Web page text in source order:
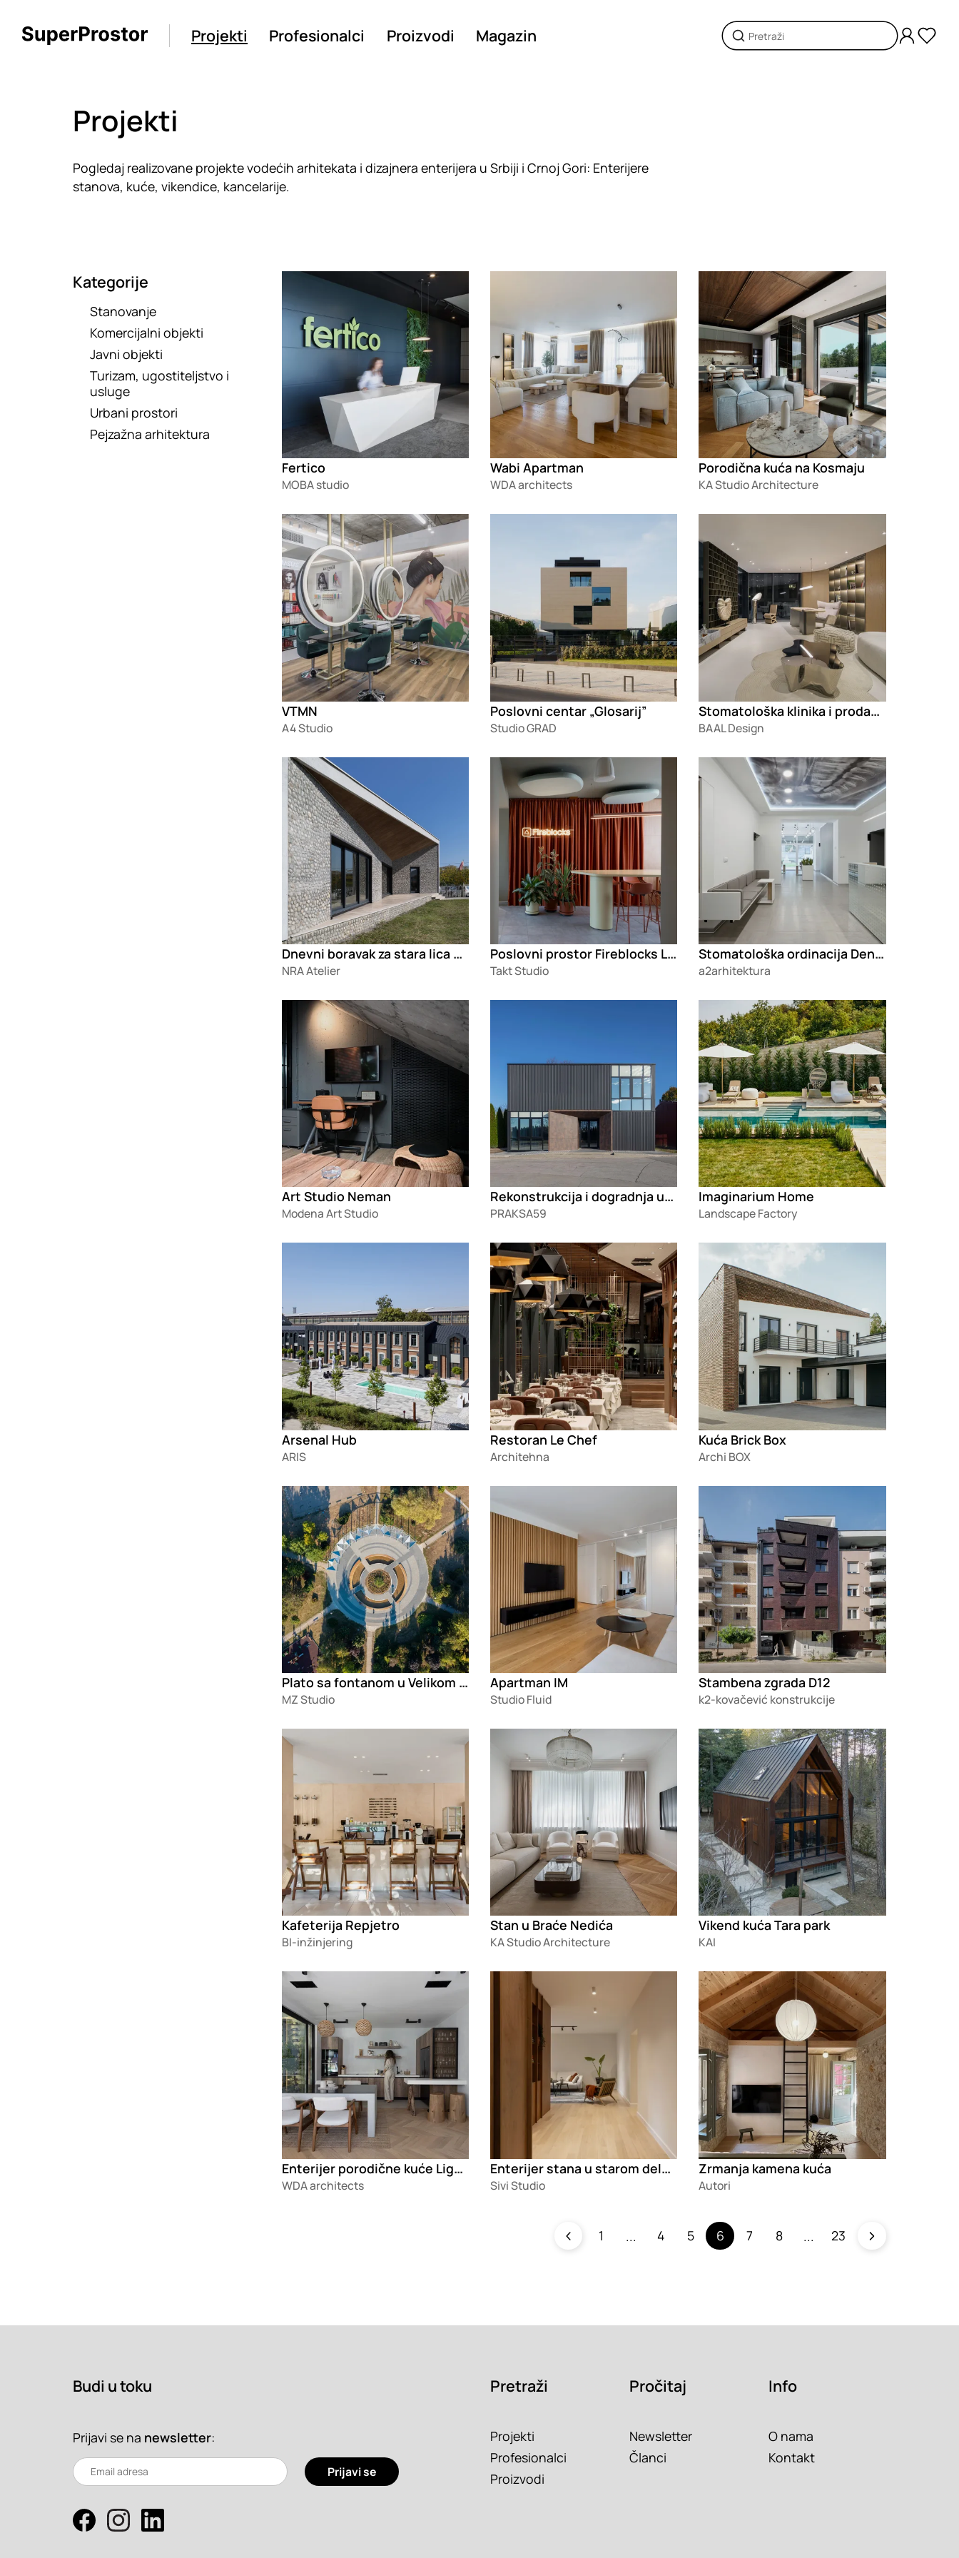
Projekti Profesionalci Proizvodi Magazin
Projekti
Pogledaj realizovane projekte vodećih arhitekata i dizajnera enterijera u Srbiji i Crnoj Gori: Enterijere
stanova, kuće, vikendice, kancelarije.
Kategorije
Stanovanje
Komercijalni objekti
Javni objekti
Turizam, ugostiteljstvo i
usluge
Urbani prostori
Pejzažna arhitektura
Loading
Fertico
MOBA studio
Wabi Apartman
WDA architects
Loading
Porodična kuća na Kosmaju
KA Studio Architecture
Loading
VTMN
A4 Studio
Poslovni centar „Glosarij”
Studio GRAD
Stomatološka klinika i prodavnica Hello Smile
BAAL Design
Loading
Dnevni boravak za stara lica u Golubovcima
NRA Atelier
Loading
Poslovni prostor Fireblocks Ltd.
Takt Studio
Loading
Stomatološka ordinacija Dentonio
a2arhitektura
Loading
Art Studio Neman
Modena Art Studio
Rekonstrukcija i dogradnja upravne zgrade Exim
PRAKSA59
Loading
Imaginarium Home
Landscape Factory
Arsenal Hub
ARIS
Loading
Restoran Le Chef
Architehna
Kuća Brick Box
Archi BOX
Loading
Plato sa fontanom u Velikom parku u Šapcu
MZ Studio
Apartman IM
Studio Fluid
Stambena zgrada D12
k2-kovačević konstrukcije
Loading
Kafeterija Repjetro
BI-inžinjering
Stan u Braće Nedića
KA Studio Architecture
Loading
Vikend kuća Tara park
KAI
Loading
Enterijer porodične kuće Lignum
WDA architects
Enterijer stana u starom delu Novog Sada
Sivi Studio
Loading
Zrmanja kamena kuća
Autori
1 4 5 6 7 8 23
Budi u toku
Prijavi se na newsletter:
Prijavi se
Pretraži
Projekti
Profesionalci
Proizvodi
Pročitaj
Newsletter
Članci
Info
O nama
Kontakt